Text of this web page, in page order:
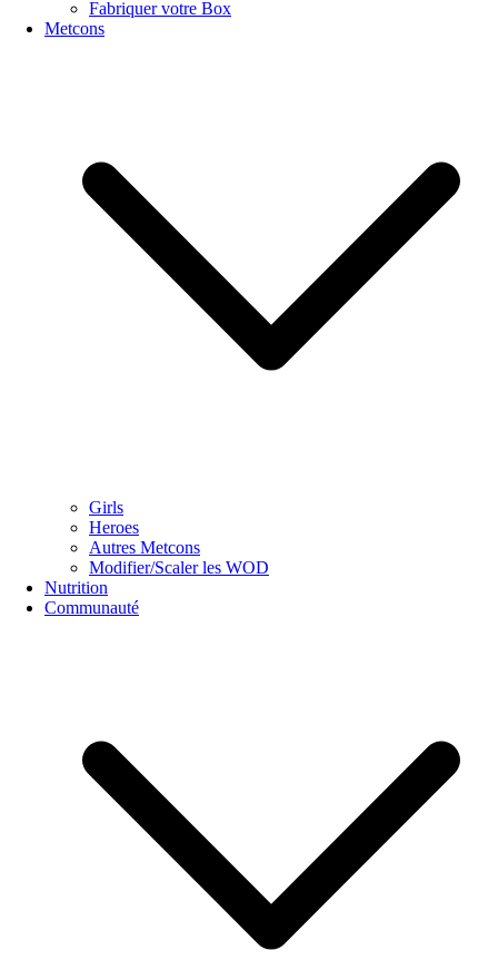
Fabriquer votre Box
Metcons
Girls
Heroes
Autres Metcons
Modifier/Scaler les WOD
Nutrition
Communauté